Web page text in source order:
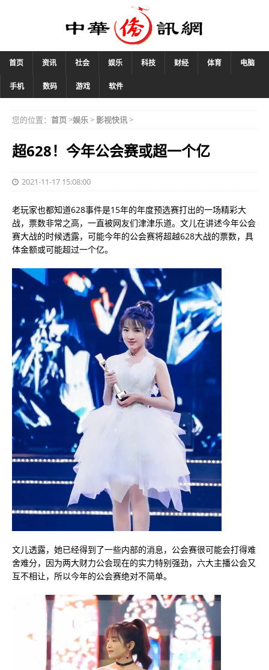
首页 资讯 社会 娱乐 科技 财经 体育 电脑
手机 数码 游戏 软件
您的位置： 首页>娱乐>影视快讯>
超628！今年公会赛或超一个亿
2021-11-17 15:08:00
老玩家也都知道628事件是15年的年度预选赛打出的一场精彩大
战，票数非常之高，一直被网友们津津乐道。文儿在讲述今年公会
赛大战的时候透露，可能今年的公会赛将超越628大战的票数，具
体金额或可能超过一个亿。
文儿透露，她已经得到了一些内部的消息，公会赛很可能会打得难
舍难分，因为两大财力公会现在的实力特别强劲，六大主播公会又
互不相让，所以今年的公会赛绝对不简单。